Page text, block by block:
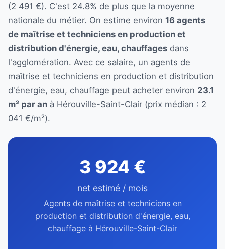
(2 491 €). C'est 24.8% de plus que la moyenne
nationale du métier. On estime environ 16 agents
de maîtrise et techniciens en production et
distribution d'énergie, eau, chauffages dans
l'agglomération. Avec ce salaire, un agents de
maîtrise et techniciens en production et distribution
d'énergie, eau, chauffage peut acheter environ 23.1
m² par an à Hérouville-Saint-Clair (prix médian : 2
041 €/m²).
3 924 €
net estimé / mois
Agents de maîtrise et techniciens en
production et distribution d'énergie, eau,
chauffage à Hérouville-Saint-Clair